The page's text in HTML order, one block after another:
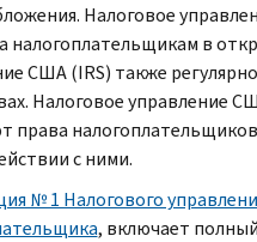
Налоговое
налогоплательщикам в
США (IRS) также
Налоговое управление
права
с ними.
№ 1 Налогового
, включает